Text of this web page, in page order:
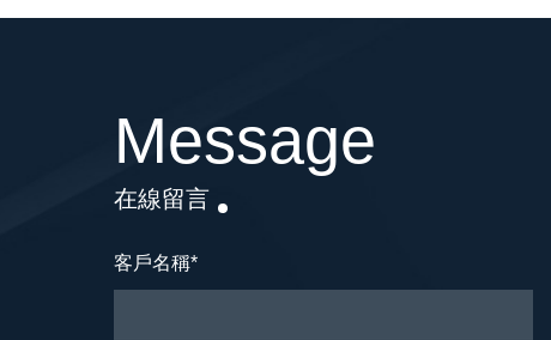
Message
在線留言
客戶名稱*